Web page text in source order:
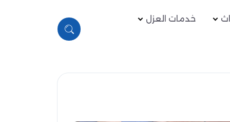
خدمات العزل
بحث